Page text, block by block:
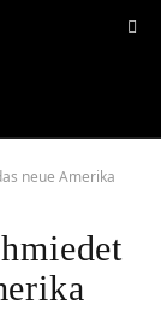
neue Amerika